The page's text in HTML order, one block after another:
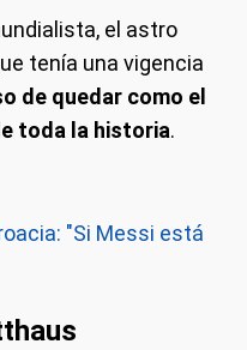
el astro
tenía una vigencia
de quedar como el
toda la historia.
"Si Messi está